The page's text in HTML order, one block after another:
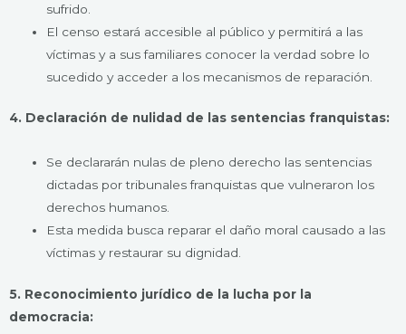
sufrido.
El censo estará accesible al público y permitirá a las
víctimas y a sus familiares conocer la verdad sobre lo
sucedido y acceder a los mecanismos de reparación.
4. Declaración de nulidad de las sentencias franquistas:
Se declararán nulas de pleno derecho las sentencias
dictadas por tribunales franquistas que vulneraron los
derechos humanos.
Esta medida busca reparar el daño moral causado a las
víctimas y restaurar su dignidad.
5. Reconocimiento jurídico de la lucha por la
democracia: